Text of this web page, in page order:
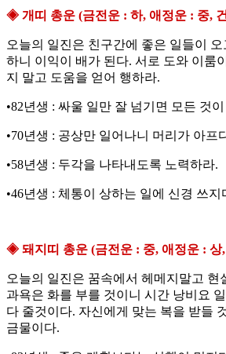
◈ 개띠 총운 (금전운 : 하, 애정운 : 중,
오늘의 일진은 친구간에 좋은 일들이
하니 이익이 배가 된다. 서로 도와 이룸
지 말고 도움을 얻어 행하라.
•82년생 : 싸울 일만 잘 넘기면 모든 것
•70년생 : 공상만 일어나니 머리가 아프
•58년생 : 두각을 나타내도록 노력하라.
•46년생 : 체통이 상하는 일에 신경 쓰지
◈ 돼지띠 총운 (금전운 : 중, 애정운 : 상
오늘의 일진은 꿈속에서 헤메지말고 현
과욕은 화를 부를 것이니 시간 낭비요
다 줄것이다. 자신에게 맞는 복을 받들
금물이다.